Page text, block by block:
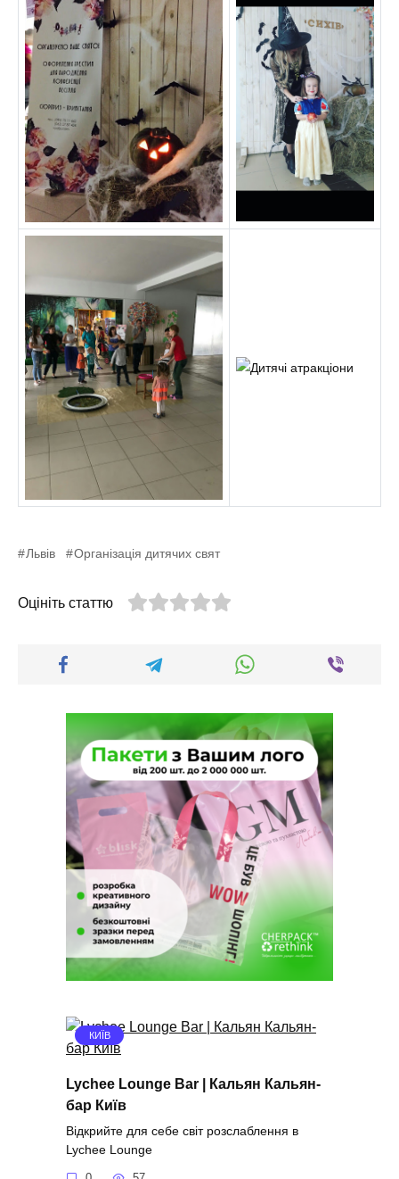
Львів Організація дитячих свят
Оцініть статтю
КИЇВ
Lychee Lounge Bar | Кальян Кальян-
бар Київ
Відкрийте для себе світ розслаблення в
Lychee Lounge